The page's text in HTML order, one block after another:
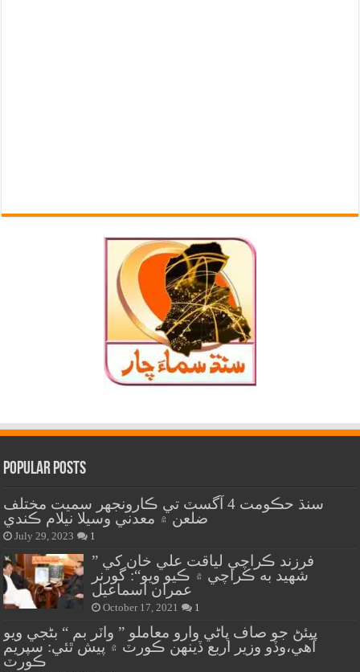
Popular Posts
سنڌ حڪومت 4 آگسٽ تي ڪارونجهر سميت مختلف
ضلعن ۾ معدني وسيلا نيلام ڪندي
July 29, 2023 1
” فرزند ڪراچي لياقت علي خان کي
شهيد به ڪراچي ۾ ڪيو ويو“: گورنر
عمران اسماعيل
October 17, 2021 1
پيئڻ جو صاف پاڻي وارو معاملو ” واٽر بم “ بڻجي ويو
آهي،وڏو وزير اربع ڏينهن ڪورٽ ۾ پيش ٿئي: سپريم
ڪورٽ